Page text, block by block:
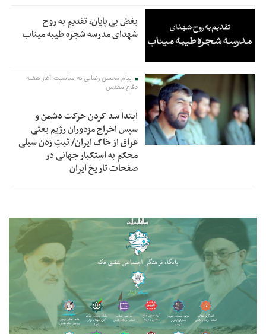
بغض بی پایان، تقدیم به روح
شهدای مدرسه شجره طیبه میناب
پیام محسن رضایی به مناسبت آغاز هفته
دفاع مقدس
ابتدا سد کردن حرکت دشمن و
سپس اخراج مزدوران رژیم بعثی
عراق از خاک ایران/ ثبتِ زدن سیلی
محکم به استکبار جهانی در
صفحات تاریخ ایران